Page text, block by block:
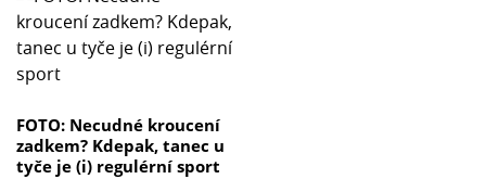
FOTO: Necudné kroucení
zadkem? Kdepak, tanec u
tyče je (i) regulérní sport